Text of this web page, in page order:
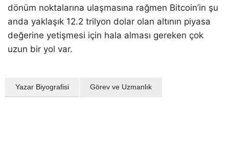
dönüm noktalarına ulaşmasına rağmen Bitcoin’in şu
anda yaklaşık 12.2 trilyon dolar olan altının piyasa
değerine yetişmesi için hala alması gereken çok
uzun bir yol var.
Yazar Biyografisi Görev ve Uzmanlık